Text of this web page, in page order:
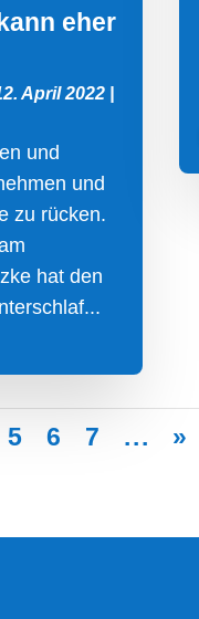
eher
April 2022|
und
und
zu rücken.
hat den
5 6 7 ... »